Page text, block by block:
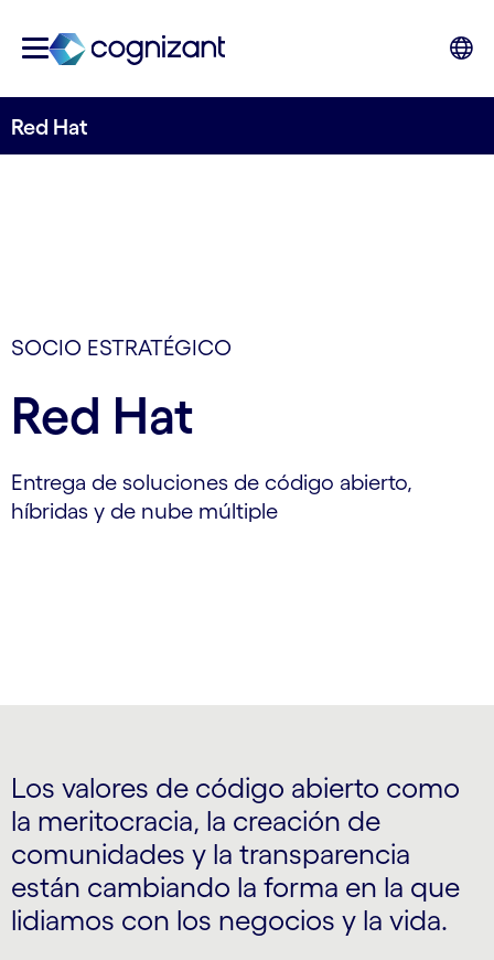
Red Hat
SOCIO ESTRATÉGICO
Red Hat
Entrega de soluciones de código abierto,
híbridas y de nube múltiple
Los valores de código abierto como
la meritocracia, la creación de
comunidades y la transparencia
están cambiando la forma en la que
lidiamos con los negocios y la vida.